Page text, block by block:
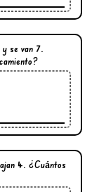
y se van 7.
4. ¿Cuántos